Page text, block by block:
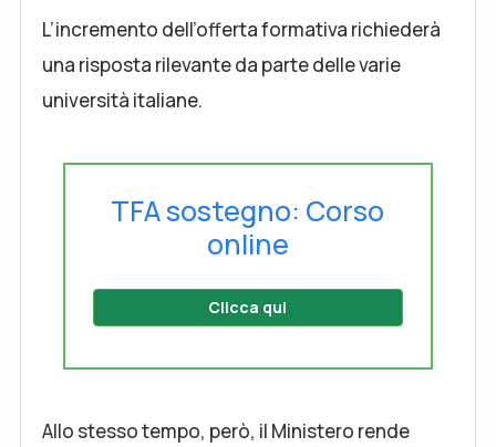
L’incremento dell’offerta formativa richiederà
una risposta rilevante da parte delle varie
università italiane.
TFA sostegno: Corso
online
Clicca qui
Allo stesso tempo, però, il Ministero rende